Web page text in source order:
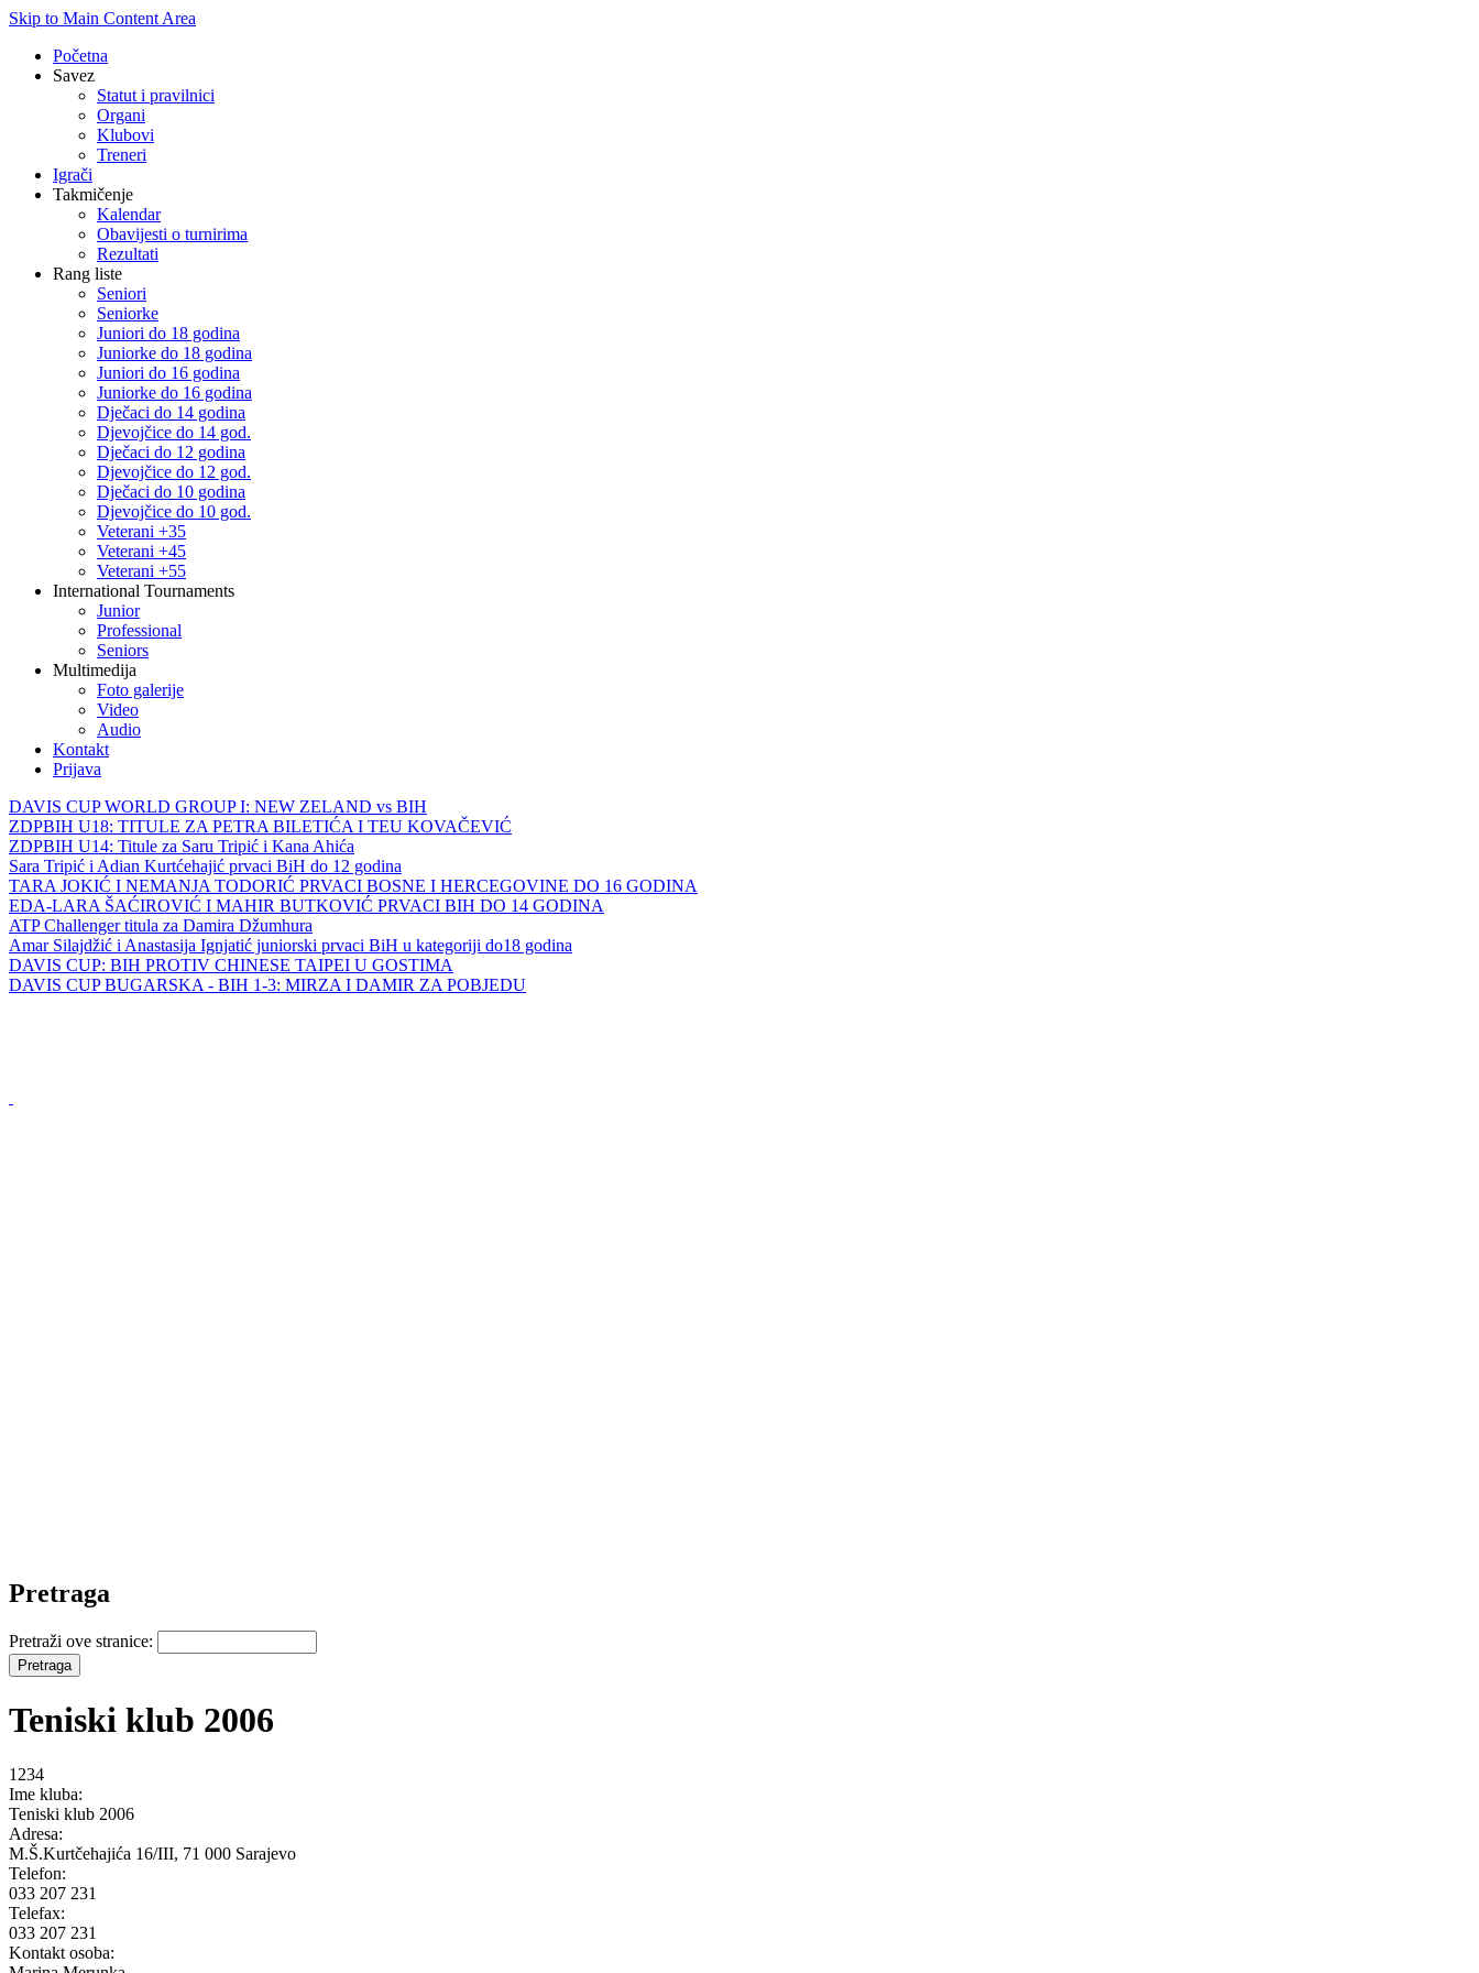
Skip to Main Content Area
Početna
Savez
Statut i pravilnici
Organi
Klubovi
Treneri
Igrači
Takmičenje
Kalendar
Obavijesti o turnirima
Rezultati
Rang liste
Seniori
Seniorke
Juniori do 18 godina
Juniorke do 18 godina
Juniori do 16 godina
Juniorke do 16 godina
Dječaci do 14 godina
Djevojčice do 14 god.
Dječaci do 12 godina
Djevojčice do 12 god.
Dječaci do 10 godina
Djevojčice do 10 god.
Veterani +35
Veterani +45
Veterani +55
International Tournaments
Junior
Professional
Seniors
Multimedija
Foto galerije
Video
Audio
Kontakt
Prijava
DAVIS CUP WORLD GROUP I: NEW ZELAND vs BIH
ZDPBIH U18: TITULE ZA PETRA BILETIĆA I TEU KOVAČEVIĆ
ZDPBIH U14: Titule za Saru Tripić i Kana Ahića
Sara Tripić i Adian Kurtćehajić prvaci BiH do 12 godina
TARA JOKIĆ I NEMANJA TODORIĆ PRVACI BOSNE I HERCEGOVINE DO 16 GODINA
EDA-LARA ŠAĆIROVIĆ I MAHIR BUTKOVIĆ PRVACI BIH DO 14 GODINA
ATP Challenger titula za Damira Džumhura
Amar Silajdžić i Anastasija Ignjatić juniorski prvaci BiH u kategoriji do18 godina
DAVIS CUP: BIH PROTIV CHINESE TAIPEI U GOSTIMA
DAVIS CUP BUGARSKA - BIH 1-3: MIRZA I DAMIR ZA POBJEDU
Pretraga
Pretraži ove stranice:
Teniski klub 2006
1234
Ime kluba:
Teniski klub 2006
Adresa:
M.Š.Kurtčehajića 16/III, 71 000 Sarajevo
Telefon:
033 207 231
Telefax:
033 207 231
Kontakt osoba: